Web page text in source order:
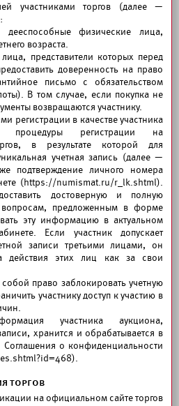
участниками торгов (далее —
физические лица,
возраста.
представители которых перед
доверенность на право
письмо с обязательством
В том случае, если покупка не
возвращаются участнику.
регистрации в качестве участника
процедуры регистрации на
в результате которой для
учетная запись (далее —
подтверждение личного номера
(https://numismat.ru/r_lk.shtml).
достоверную и полную
предложенным в форме
эту информацию в актуальном
Если участник допускает
записи третьими лицами, он
действия этих лиц как за свои
собой право заблокировать учетную
участнику доступ к участию в
участника аукциона,
хранится и обрабатывается в
Соглашения о конфиденциальности
торгов
на официальном сайте торгов